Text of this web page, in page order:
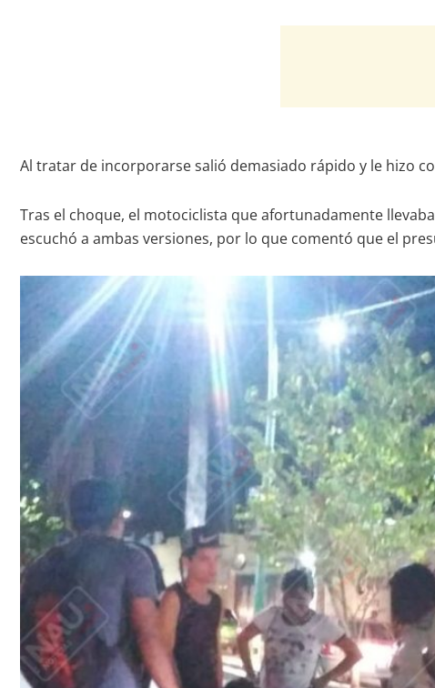
Al tratar de incorporarse salió demasiado rápido y le hizo
Tras el choque, el motociclista que afortunadamente
escuchó a ambas versiones, por lo que comentó que el